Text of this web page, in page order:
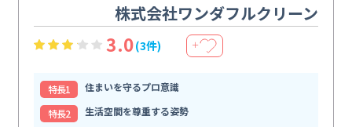
株式会社ワンダフルクリーン
3.0(3件) ＋
特⻑1
住まいを守るプロ意識
特⻑2
生活空間を尊重する姿勢